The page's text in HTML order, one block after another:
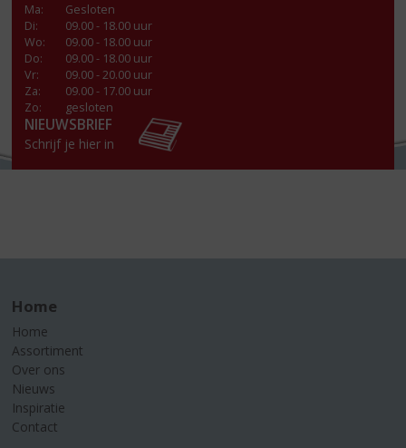
Ma:
Gesloten
Di:
09.00 - 18.00 uur
Wo:
09.00 - 18.00 uur
Do:
09.00 - 18.00 uur
Vr:
09.00 - 20.00 uur
Za:
09.00 - 17.00 uur
Zo:
gesloten
NIEUWSBRIEF
Schrijf je hier in
Home
Home
Assortiment
Over ons
Nieuws
Inspiratie
Contact